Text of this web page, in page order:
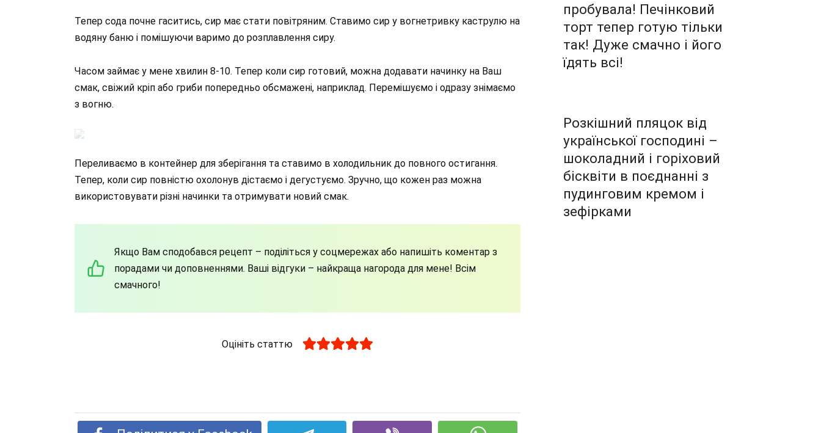
Тепер сода почне гаситись, сир має стати повітряним. Ставимо сир у вогнетривку каструлю на
водяну баню і помішуючи варимо до розплавлення сиру.
Часом займає у мене хвилин 8-10. Тепер коли сир готовий, можна додавати начинку на Ваш
смак, свіжий кріп або гриби попередньо обсмажені, наприклад. Перемішуємо і одразу знімаємо
з вогню.
Переливаємо в контейнер для зберігання та ставимо в холодильник до повного остигання.
Тепер, коли сир повністю охолонув дістаємо і дегустуємо. Зручно, що кожен раз можна
використовувати різні начинки та отримувати новий смак.
Якщо Вам сподобався рецепт – поділіться у соцмережах або напишіть коментар з
порадами чи доповненнями. Ваші відгуки – найкраща нагорода для мене! Всім
смачного!
Оцініть статтю
пробувала! Печінковий
торт тепер готую тільки
так! Дуже смачно і його
їдять всі!
Розкішний пляцок від
української господині –
шоколадний і горіховий
бісквіти в поєднанні з
пудинговим кремом і
зефірками